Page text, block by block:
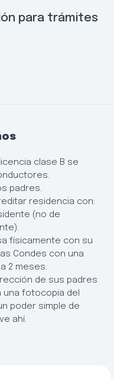
para trámites
clase B se
padres.
residencia con:
(no de
físicamente con su
Condes con una
2 meses.
de sus padres
fotocopia del
poder simple de
ahí.